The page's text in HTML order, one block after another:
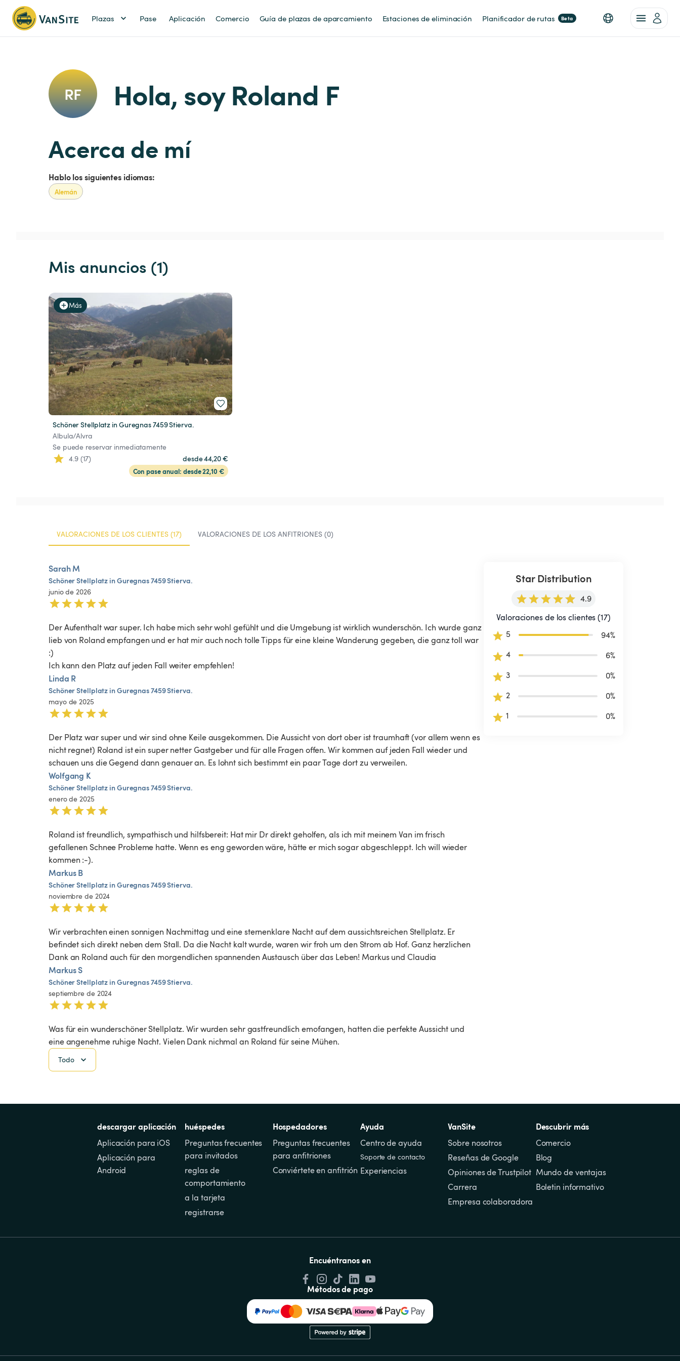
Plazas Pase Aplicación Comercio Guía de plazas de aparcamiento Estaciones de eliminación Planificador de rutas Beta
RF Hola, soy Roland F
Acerca de mí
Hablo los siguientes idiomas:
Alemán
Mis anuncios (1)
Más
Schöner Stellplatz in Guregnas 7459 Stierva.
Albula/Alvra
Se puede reservar inmediatamente
4.9 (17)
desde 44,20 €
Con pase anual: desde 22,10 €
VALORACIONES DE LOS CLIENTES (17) VALORACIONES DE LOS ANFITRIONES (0)
Sarah M
SchönerStellplatzinGuregnas7459Stierva.
junio de 2026
Der Aufenthalt war super. Ich habe mich sehr wohl gefühlt und die Umgebung ist wirklich wunderschön. Ich wurde ganz
lieb von Roland empfangen und er hat mir auch noch tolle Tipps für eine kleine Wanderung gegeben, die ganz toll war
:)
Ich kann den Platz auf jeden Fall weiter empfehlen!
Linda R
SchönerStellplatzinGuregnas7459Stierva.
mayo de 2025
Der Platz war super und wir sind ohne Keile ausgekommen. Die Aussicht von dort ober ist traumhaft (vor allem wenn es
nicht regnet) Roland ist ein super netter Gastgeber und für alle Fragen offen. Wir kommen auf jeden Fall wieder und
schauen uns die Gegend dann genauer an. Es lohnt sich bestimmt ein paar Tage dort zu verweilen.
Wolfgang K
SchönerStellplatzinGuregnas7459Stierva.
enero de 2025
Roland ist freundlich, sympathisch und hilfsbereit: Hat mir Dr direkt geholfen, als ich mit meinem Van im frisch
gefallenen Schnee Probleme hatte. Wenn es eng geworden wäre, hätte er mich sogar abgeschleppt. Ich will wieder
kommen :-).
Markus B
SchönerStellplatzinGuregnas7459Stierva.
noviembre de 2024
Wir verbrachten einen sonnigen Nachmittag und eine sternenklare Nacht auf dem aussichtsreichen Stellplatz. Er
befindet sich direkt neben dem Stall. Da die Nacht kalt wurde, waren wir froh um den Strom ab Hof. Ganz herzlichen
Dank an Roland auch für den morgendlichen spannenden Austausch über das Leben! Markus und Claudia
Markus S
SchönerStellplatzinGuregnas7459Stierva.
septiembre de 2024
Was für ein wunderschöner Stellplatz. Wir wurden sehr gastfreundlich emofangen, hatten die perfekte Aussicht und
eine angenehme ruhige Nacht. Vielen Dank nichmal an Roland für seine Mühen.
Star Distribution
4.9
Valoraciones de los clientes (17)
5
94%
4
6%
3
0%
2
0%
1
0%
Todo
descargar aplicación
Aplicación para iOS
Aplicación para
Android
huéspedes
Preguntas frecuentes
para invitados
reglas de
comportamiento
a la tarjeta
registrarse
Hospedadores
Preguntas frecuentes
para anfitriones
Conviértete en anfitrión
Ayuda
Centro de ayuda
Soporte de contacto
Experiencias
VanSite
Sobre nosotros
Reseñas de Google
Opiniones de Trustpilot
Carrera
Empresa colaboradora
Descubrir más
Comercio
Blog
Mundo de ventajas
Boletin informativo
Encuéntranos en
Métodos de pago